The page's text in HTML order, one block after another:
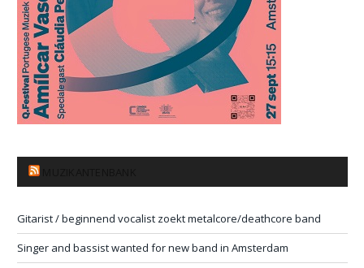
Gitarist / beginnend vocalist zoekt metalcore/deathcore band
Singer and bassist wanted for new band in Amsterdam